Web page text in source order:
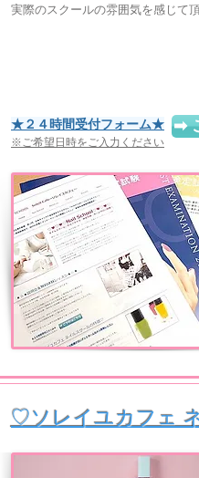
実際のスクールの雰囲気を感じて頂
★２４時間受付フォーム★
※ご希望日時をご入力ください
➡
♡ソレイユカフェ